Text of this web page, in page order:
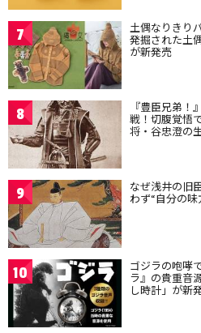
7 土偶なりきり
発掘された土
が新発売
8 『豊臣兄弟
戦！切腹覚悟
将・谷忠澄の
9 なぜ浅井の旧
わず“自分の
10 ゴジラの咆哮
ラ』の貴重音
し時計」が新